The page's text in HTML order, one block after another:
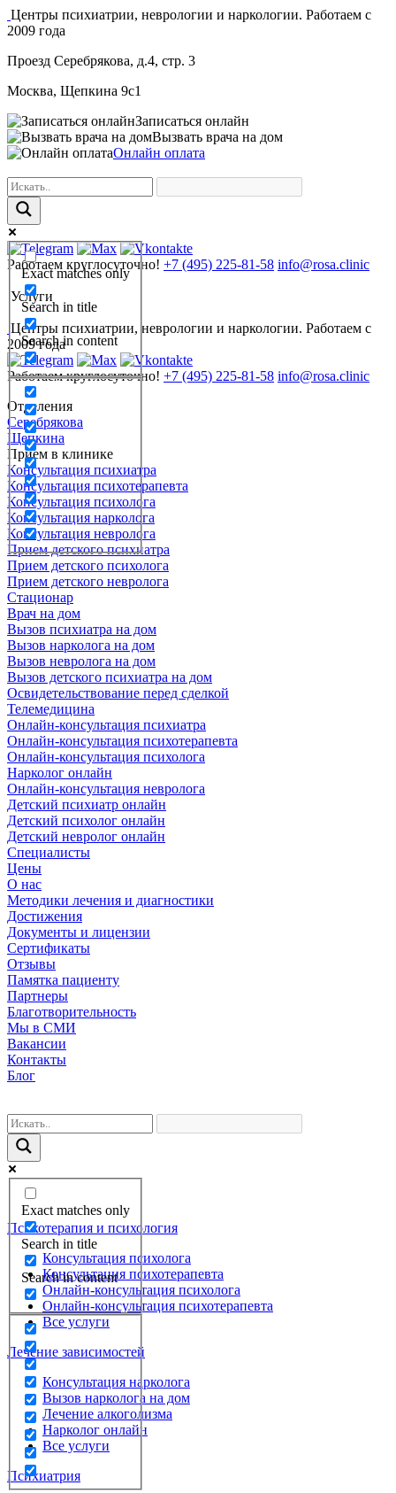
Центры психиатрии, неврологии и наркологии. Работаем с
2009 года
Проезд Серебрякова, д.4, стр. 3
Москва, Щепкина 9с1
Записаться онлайн
Вызвать врача на дом
Онлайн оплата
Exact matches only
Search in title
Search in content
Работаем круглосуточно! +7 (495) 225-81-58 info@rosa.clinic
Услуги
Центры психиатрии, неврологии и наркологии. Работаем с
2009 года
Работаем круглосуточно! +7 (495) 225-81-58 info@rosa.clinic
Отделения
Серебрякова
Щепкина
Прием в клинике
Консультация психиатра
Консультация психотерапевта
Консультация психолога
Консультация нарколога
Консультация невролога
Прием детского психиатра
Прием детского психолога
Прием детского невролога
Стационар
Врач на дом
Вызов психиатра на дом
Вызов нарколога на дом
Вызов невролога на дом
Вызов детского психиатра на дом
Освидетельствование перед сделкой
Телемедицина
Онлайн-консультация психиатра
Онлайн-консультация психотерапевта
Онлайн-консультация психолога
Нарколог онлайн
Онлайн-консультация невролога
Детский психиатр онлайн
Детский психолог онлайн
Детский невролог онлайн
Специалисты
Цены
О нас
Методики лечения и диагностики
Достижения
Документы и лицензии
Сертификаты
Отзывы
Памятка пациенту
Партнеры
Благотворительность
Мы в СМИ
Вакансии
Контакты
Блог
Exact matches only
Search in title
Search in content
Психотерапия и психология
Консультация психолога
Консультация психотерапевта
Онлайн-консультация психолога
Онлайн-консультация психотерапевта
Все услуги
Лечение зависимостей
Консультация нарколога
Вызов нарколога на дом
Лечение алкоголизма
Нарколог онлайн
Все услуги
Психиатрия